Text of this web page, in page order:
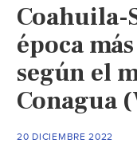
Coahuila-
época
según el
Conagua
20 DICIEMBRE 2022